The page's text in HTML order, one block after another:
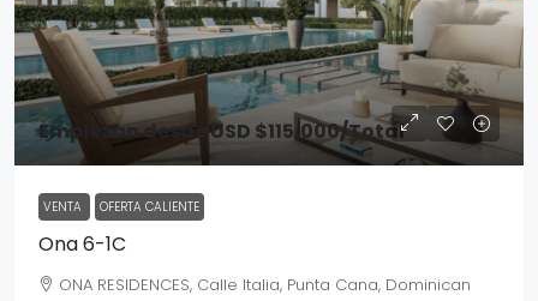
Empiezan desdeUSD $115,000/Total
VENTA OFERTA CALIENTE
Ona 6-1C
ONA RESIDENCES, Calle Italia, Punta Cana, Dominican